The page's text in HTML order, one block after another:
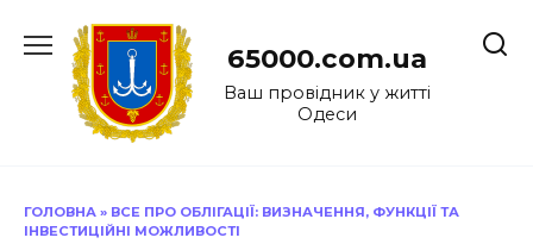
до
65000.com.ua
Ваш провідник у житті
Одеси
ГОЛОВНА » ВСЕ ПРО ОБЛІГАЦІЇ: ВИЗНАЧЕННЯ, ФУНКЦІЇ ТА
ІНВЕСТИЦІЙНІ МОЖЛИВОСТІ